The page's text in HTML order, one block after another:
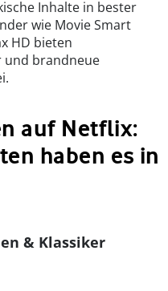
Inhalte in bester
wie Movie Smart
HD bieten
und brandneue
auf Netflix:
haben es in
& Klassiker